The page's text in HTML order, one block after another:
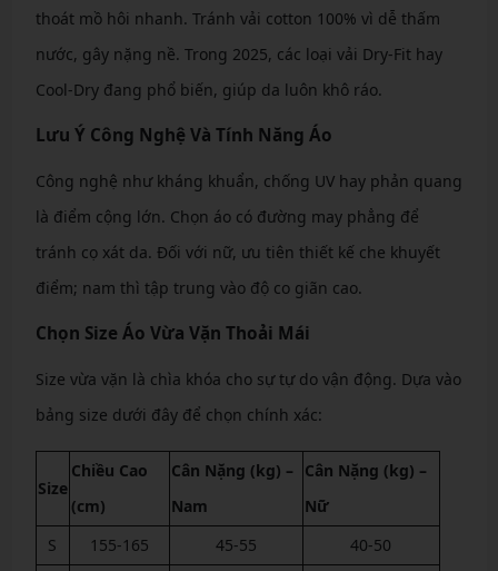
thoát mồ hôi nhanh. Tránh vải cotton 100% vì dễ thấm
nước, gây nặng nề. Trong 2025, các loại vải Dry-Fit hay
Cool-Dry đang phổ biến, giúp da luôn khô ráo.
Lưu Ý Công Nghệ Và Tính Năng Áo
Công nghệ như kháng khuẩn, chống UV hay phản quang
là điểm cộng lớn. Chọn áo có đường may phẳng để
tránh cọ xát da. Đối với nữ, ưu tiên thiết kế che khuyết
điểm; nam thì tập trung vào độ co giãn cao.
Chọn Size Áo Vừa Vặn Thoải Mái
Size vừa vặn là chìa khóa cho sự tự do vận động. Dựa vào
bảng size dưới đây để chọn chính xác:
Size
Chiều Cao
(cm)
Cân Nặng (kg) –
Nam
Cân Nặng (kg) –
Nữ
S
155-165 45-55
40-50